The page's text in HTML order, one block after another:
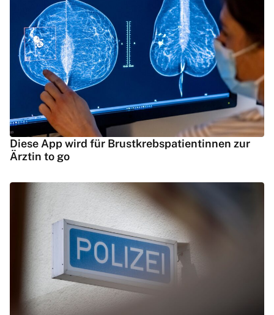
Diese App wird für Brustkrebspatientinnen zur
Ärztin to go